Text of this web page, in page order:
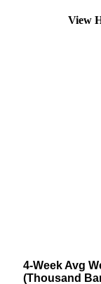
View
4-Week Avg
(Thousand